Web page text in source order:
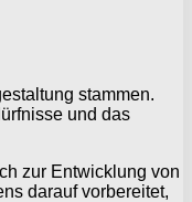
stammen.
und das
zur Entwicklung von
darauf vorbereitet,